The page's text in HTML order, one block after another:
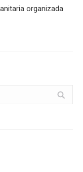
organizada